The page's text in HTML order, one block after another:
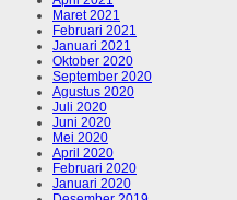
Maret 2021
Februari 2021
Januari 2021
Oktober 2020
September 2020
Agustus 2020
Juli 2020
Juni 2020
Mei 2020
April 2020
Februari 2020
Januari 2020